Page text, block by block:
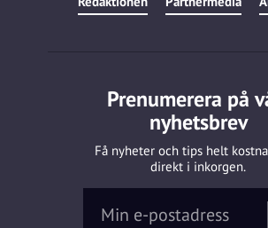
Prenumerera på
nyhetsbrev
Få nyheter och tips helt
direkt i inkorgen.